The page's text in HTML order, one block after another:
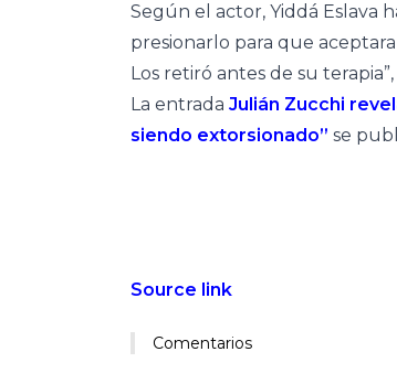
Según el actor, Yiddá Eslava
presionarlo para que aceptara
Los retiró antes de su
La entrada Julián Zucchi
siendo extorsionado” se
Source link
Comentarios